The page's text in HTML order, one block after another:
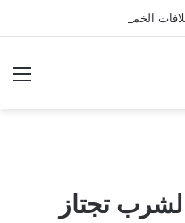
تجتاز